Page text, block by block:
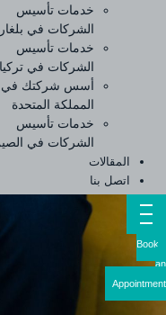
خدمات تأسيس
الشركات في بلغاريا
خدمات تأسيس
الشركات في تركيا
أسس شركتك في
المملكة المتحدة
خدمات تأسيس
الشركات في الصين
المقالات
اتصل بنا